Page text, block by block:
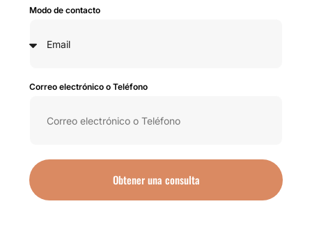
Modo de contacto
Correo electrónico o Teléfono
Obtener una consulta